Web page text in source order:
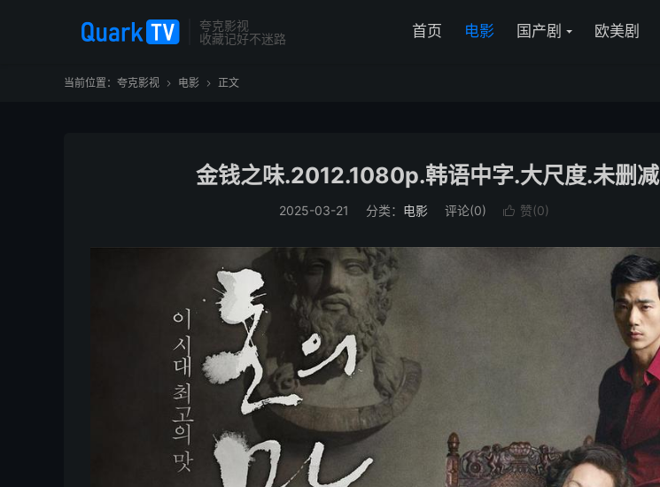
夸克影视
收藏记好不迷路
首页 电影 国产剧 欧美剧
当前位置： 夸克影视  电影  正文
金钱之味.2012.1080p.韩语中字.大尺度.未删减
2025-03-21 分类： 电影 评论(0)  赞(0)